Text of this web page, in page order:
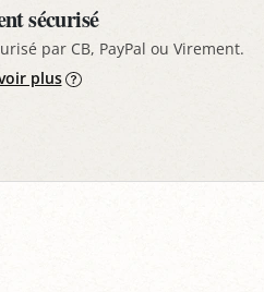
sécurisé
par CB, PayPal ou Virement.
plus